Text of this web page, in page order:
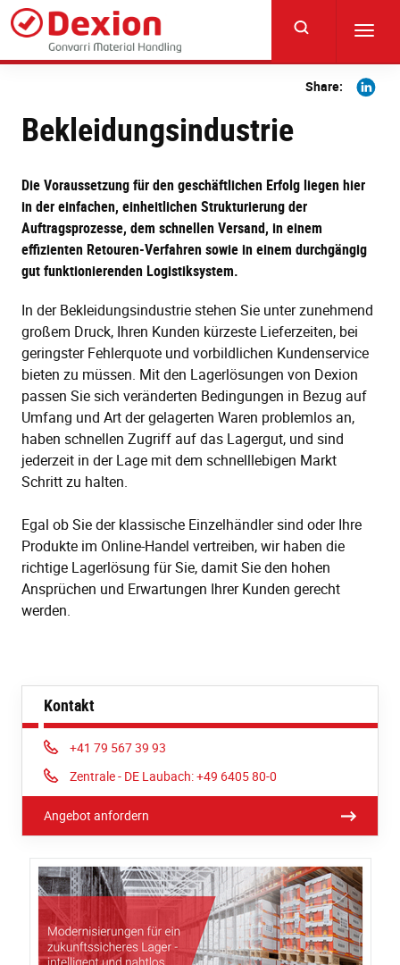
Skip
main
content
Share:
Share
Bekleidungsindustrie
Die Voraussetzung für den geschäftlichen Erfolg liegen hier
in der einfachen, einheitlichen Strukturierung der
Auftragsprozesse, dem schnellen Versand, in einem
effizienten Retouren-Verfahren sowie in einem durchgängig
gut funktionierenden Logistiksystem.
In der Bekleidungsindustrie stehen Sie unter zunehmend
großem Druck, Ihren Kunden kürzeste Lieferzeiten, bei
geringster Fehlerquote und vorbildlichen Kundenservice
bieten zu müssen. Mit den Lagerlösungen von Dexion
passen Sie sich veränderten Bedingungen in Bezug auf
Umfang und Art der gelagerten Waren problemlos an,
haben schnellen Zugriff auf das Lagergut, und sind
jederzeit in der Lage mit dem schnelllebigen Markt
Schritt zu halten.
Egal ob Sie der klassische Einzelhändler sind oder Ihre
Produkte im Online-Handel vertreiben, wir haben die
richtige Lagerlösung für Sie, damit Sie den hohen
Ansprüchen und Erwartungen Ihrer Kunden gerecht
werden.
Kontakt
Phone:
+41 79 567 39 93
Phone:
Zentrale - DE Laubach: +49 6405 80-0
Angebot anfordern